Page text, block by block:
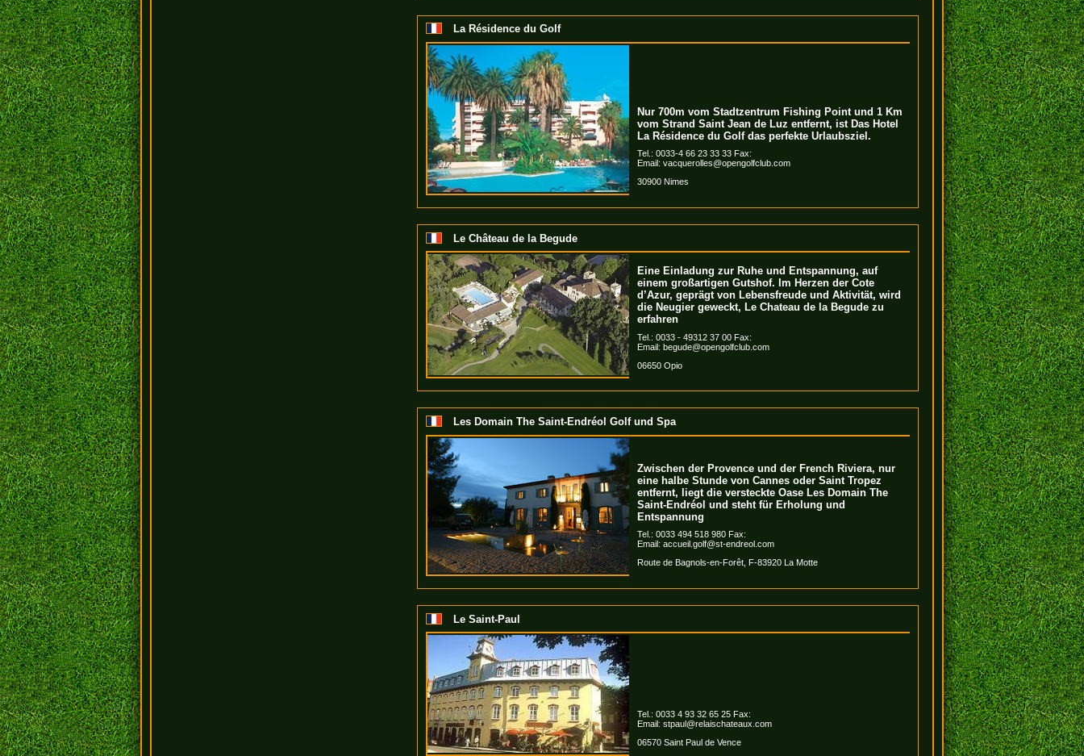
La Résidence du Golf
Nur 700m vom Stadtzentrum Fishing Point und 1 Km
vom Strand Saint Jean de Luz entfernt, ist Das Hotel
La Résidence du Golf das perfekte Urlaubsziel.
Tel.: 0033-4 66 23 33 33 Fax:
Email: vacquerolles@opengolfclub.com
30900 Nimes
Le Château de la Begude
Eine Einladung zur Ruhe und Entspannung, auf
einem großartigen Gutshof. Im Herzen der Cote
d’Azur, geprägt von Lebensfreude und Aktivität, wird
die Neugier geweckt, Le Chateau de la Begude zu
erfahren
Tel.: 0033 - 49312 37 00 Fax:
Email: begude@opengolfclub.com
06650 Opio
Les Domain The Saint-Endréol Golf und Spa
Zwischen der Provence und der French Riviera, nur
eine halbe Stunde von Cannes oder Saint Tropez
entfernt, liegt die versteckte Oase Les Domain The
Saint-Endréol und steht für Erholung und
Entspannung
Tel.: 0033 494 518 980 Fax:
Email: accueil.golf@st-endreol.com
Route de Bagnols-en-Forêt, F-83920 La Motte
Le Saint-Paul
Tel.: 0033 4 93 32 65 25 Fax:
Email: stpaul@relaischateaux.com
06570 Saint Paul de Vence